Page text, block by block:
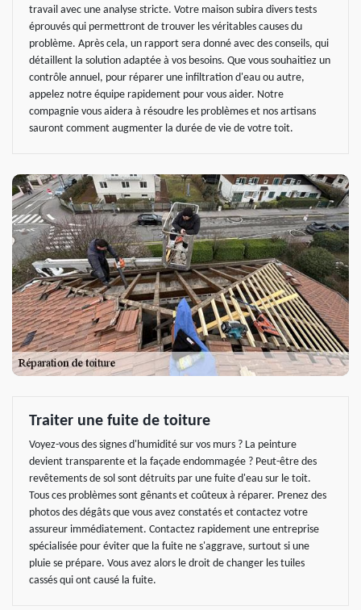
travail avec une analyse stricte. Votre maison subira divers tests
éprouvés qui permettront de trouver les véritables causes du
problème. Après cela, un rapport sera donné avec des conseils, qui
détaillent la solution adaptée à vos besoins. Que vous souhaitiez un
contrôle annuel, pour réparer une infiltration d'eau ou autre,
appelez notre équipe rapidement pour vous aider. Notre
compagnie vous aidera à résoudre les problèmes et nos artisans
sauront comment augmenter la durée de vie de votre toit.
Traiter une fuite de toiture
Voyez-vous des signes d'humidité sur vos murs ? La peinture
devient transparente et la façade endommagée ? Peut-être des
revêtements de sol sont détruits par une fuite d'eau sur le toit.
Tous ces problèmes sont gênants et coûteux à réparer. Prenez des
photos des dégâts que vous avez constatés et contactez votre
assureur immédiatement. Contactez rapidement une entreprise
spécialisée pour éviter que la fuite ne s'aggrave, surtout si une
pluie se prépare. Vous avez alors le droit de changer les tuiles
cassés qui ont causé la fuite.